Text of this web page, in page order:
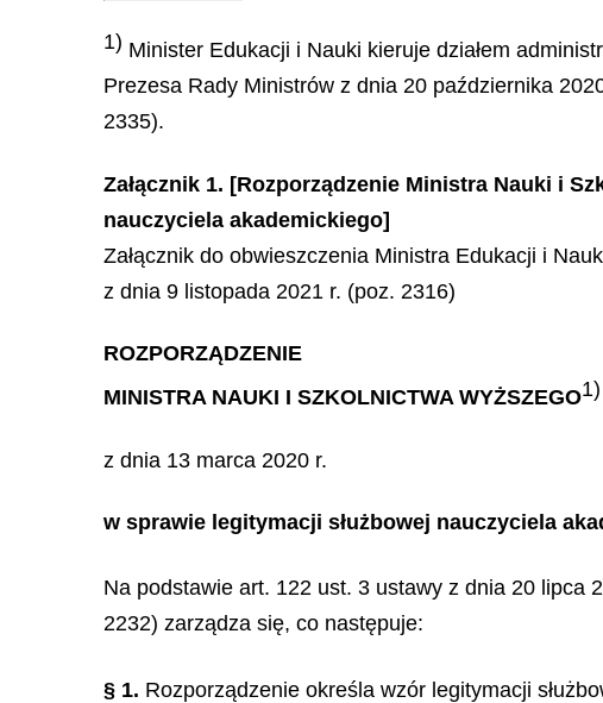
1) Minister Edukacji i Nauki kieruje działem
Prezesa Rady Ministrów z dnia 20 października
2335).
Załącznik 1. [Rozporządzenie Ministra Nauki i
nauczyciela akademickiego]
Załącznik do obwieszczenia Ministra Edukacji i
z dnia 9 listopada 2021 r. (poz. 2316)
ROZPORZĄDZENIE
MINISTRA NAUKI I SZKOLNICTWA WYŻSZEGO1)
z dnia 13 marca 2020 r.
w sprawie legitymacji służbowej nauczyciela
Na podstawie art. 122 ust. 3 ustawy z dnia 20 lipca
2232) zarządza się, co następuje:
§ 1. Rozporządzenie określa wzór legitymacji